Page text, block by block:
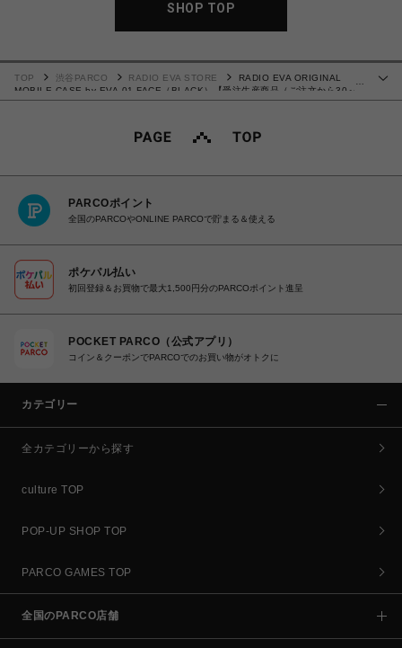
SHOP TOP
TOP 渋谷PARCO RADIO EVA STORE
RADIO EVA ORIGINAL
MOBILE CASE by EVA-01 FACE（BLACK）【受注生産商品（ご注文から30～
50日でお届け予定）】
PARCOポイント
全国のPARCOやONLINE PARCOで貯まる＆使える
ポケパル払い
初回登録＆お買物で最大1,500円分のPARCOポイント進呈
POCKET PARCO（公式アプリ）
コイン＆クーポンでPARCOでのお買い物がオトクに
カテゴリー
全カテゴリーから探す
culture TOP
POP-UP SHOP TOP
PARCO GAMES TOP
全国のPARCO店舗